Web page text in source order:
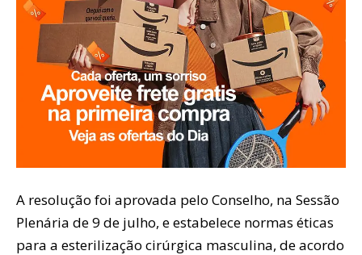
A resolução foi aprovada pelo Conselho, na Sessão
Plenária de 9 de julho, e estabelece normas éticas
para a esterilização cirúrgica masculina, de acordo